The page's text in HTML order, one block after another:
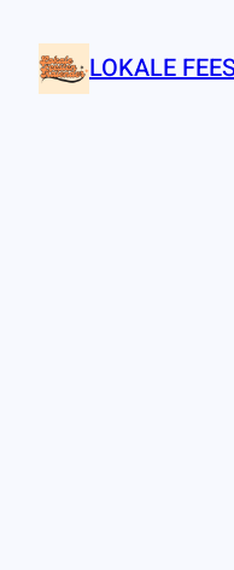
naar
LOKALE